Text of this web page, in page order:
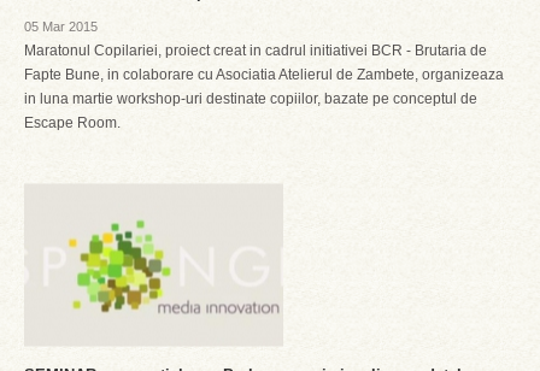
05 Mar 2015
Maratonul Copilariei, proiect creat in cadrul initiativei BCR - Brutaria de
Fapte Bune, in colaborare cu Asociatia Atelierul de Zambete, organizeaza
in luna martie workshop-uri destinate copiilor, bazate pe conceptul de
Escape Room.